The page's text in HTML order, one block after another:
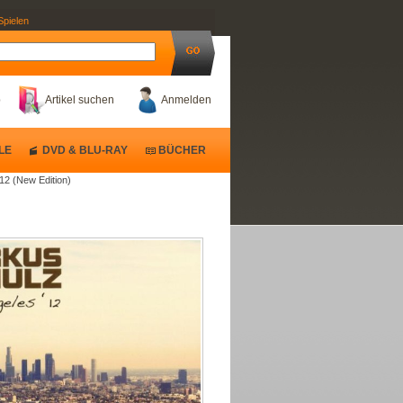
Anmelden
Artikel suchen
(New Edition)
DVD & BLU-RAY BÜCHER